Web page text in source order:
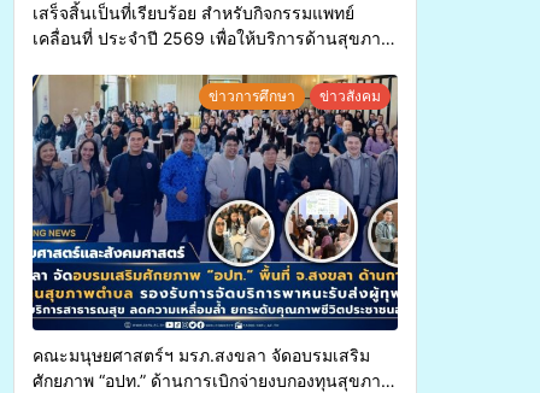
เสร็จสิ้นเป็นที่เรียบร้อย สำหรับกิจกรรมแพทย์
เคลื่อนที่ ประจำปี 2569 เพื่อให้บริการด้านสุขภาพ
ข่าวการศึกษา ข่าวสังคม
คณะมนุษยศาสตร์ฯ มรภ.สงขลา จัดอบรมเสริม
ศักยภาพ “อปท.” ด้านการเบิกจ่ายงบกองทุนสุขภาพ